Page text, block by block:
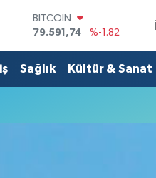
BITCOIN
79.591,74
%-1.82
EURO
53,38690
%0.19
Sağlık Kültür & Sanat